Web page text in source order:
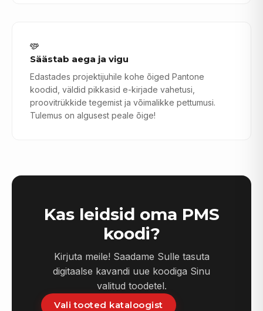
Säästab aega ja vigu
Edastades projektijuhile kohe õiged Pantone
koodid, väldid pikkasid e-kirjade vahetusi,
proovitrükkide tegemist ja võimalikke pettumusi.
Tulemus on algusest peale õige!
Kas leidsid oma PMS
koodi?
Kirjuta meile! Saadame Sulle tasuta
digitaalse kavandi uue koodiga Sinu
valitud toodetel.
Vali tooted kataloogist